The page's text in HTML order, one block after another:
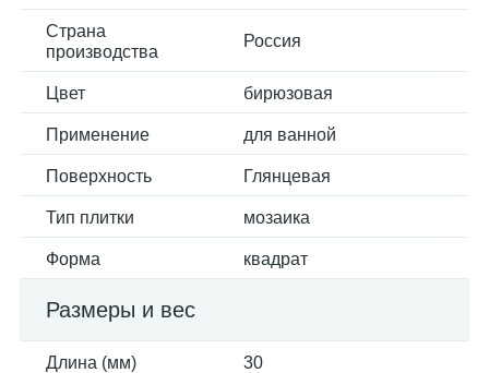
Страна
производства
Россия
Цвет бирюзовая
Применение для ванной
Поверхность Глянцевая
Тип плитки мозаика
Форма квадрат
Размеры и вес
Длина (мм) 30